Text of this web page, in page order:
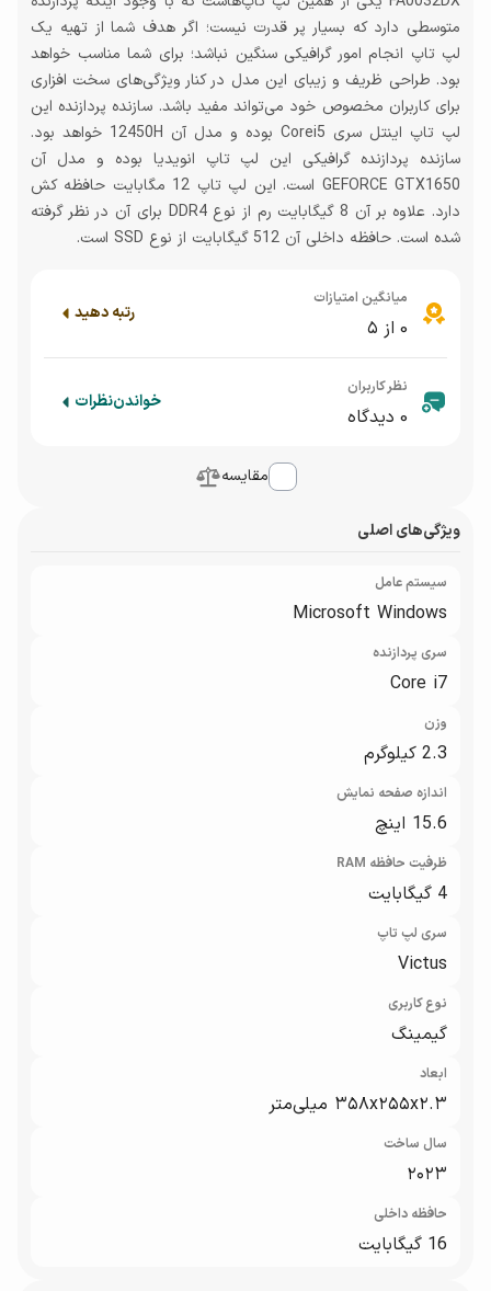
متوسطی دارد که بسیار پر قدرت نیست؛ اگر هدف شما از تهیه یک
لپ تاپ انجام امور گرافیکی سنگین نباشد؛ برای شما مناسب خواهد
بود. طراحی ظریف و زیبای این مدل در کنار ویژگی‌های سخت افزاری
برای کاربران مخصوص خود می‌تواند مفید باشد. سازنده پردازنده این
لپ تاپ اینتل سری Corei5 بوده و مدل آن 12450H خواهد بود.
سازنده پردازنده گرافیکی این لپ تاپ انویدیا بوده و مدل آن
GEFORCE GTX1650 است. این لپ تاپ 12 مگابایت حافظه کش
دارد. علاوه بر آن 8 گیگابایت رم از نوع DDR4 برای آن در نظر گرفته
شده است. حافظه داخلی آن 512 گیگابایت از نوع SSD است.
میانگین امتیازات
0 از ۵
رتبه دهید
نظر کاربران
0 دیدگاه
خواندننظرات
مقایسه
ویژگی‌های اصلی
سیستم عامل
Microsoft Windows
سری پردازنده
Core i7
وزن
2.3 کیلوگرم
اندازه صفحه نمایش
15.6 اینچ
ظرفیت حافظه RAM
4 گیگابایت
سری لپ تاپ
Victus
نوع کاربری
گیمینگ
ابعاد
۳۵۸x۲۵۵x۲.۳ میلی‌متر
سال ساخت
۲۰۲۳
حافظه داخلی
16 گیگابایت